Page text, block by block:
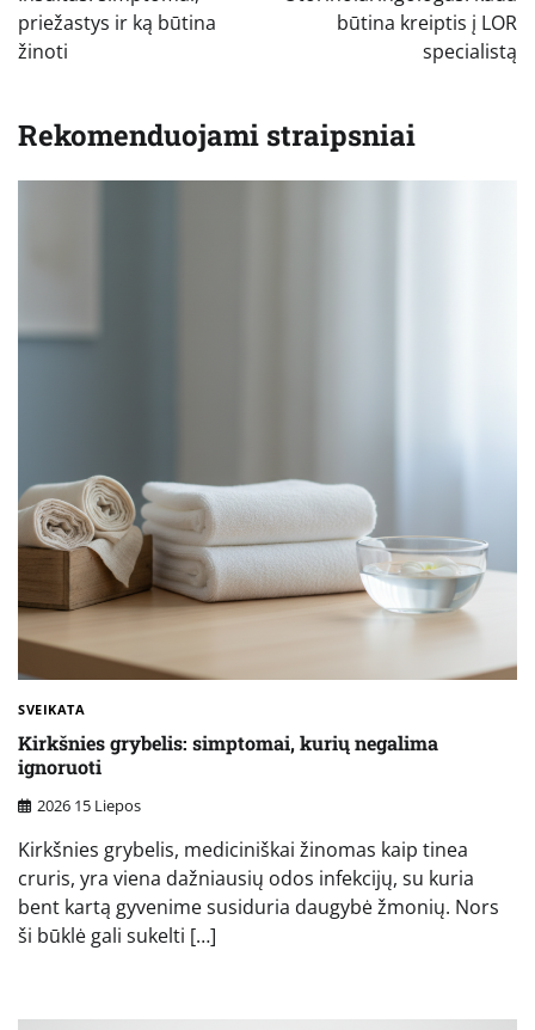
įrašų
priežastys ir ką būtina
žinoti
būtina kreiptis į LOR
specialistą
Rekomenduojami straipsniai
SVEIKATA
Kirkšnies grybelis: simptomai, kurių negalima
ignoruoti
2026 15 Liepos
Kirkšnies grybelis, mediciniškai žinomas kaip tinea
cruris, yra viena dažniausių odos infekcijų, su kuria
bent kartą gyvenime susiduria daugybė žmonių. Nors
ši būklė gali sukelti […]